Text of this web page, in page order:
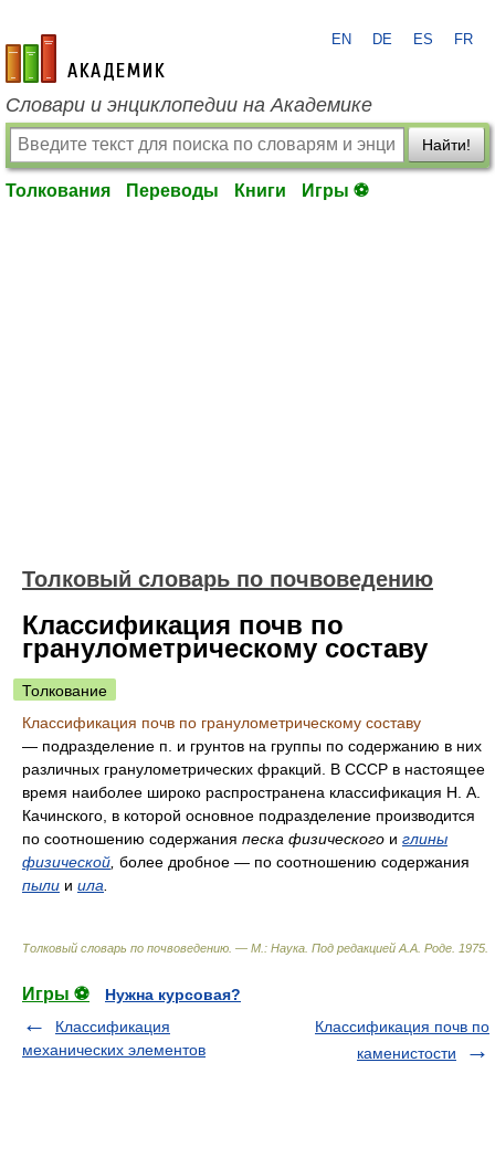
academic.ru
EN DE ES FR
Словари и энциклопедии на Академике
Найти!
Толкования Переводы Книги Игры ⚽
Толковый словарь по почвоведению
Классификация почв по
гранулометрическому составу
Толкование
Классификация почв по гранулометрическому составу
— подразделение п. и грунтов на группы по содержанию в них
различных гранулометрических фракций. В СССР в настоящее
время наиболее широко распространена классификация Н. А.
Качинского, в которой основное подразделение производится
по соотношению содержания песка физического и глины
физической более дробное — по соотношению содержания
пыли и ила
Толковый словарь по почвоведению. — М.: Наука Под редакцией А.А. Роде 1975
Игры ⚽
Нужна курсовая?
Классификация
механических элементов
Классификация почв по
каменистости